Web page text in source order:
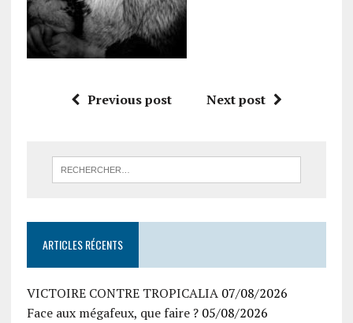
Previous post Next post
ARTICLES RÉCENTS
VICTOIRE CONTRE TROPICALIA 07/08/2026
Face aux mégafeux, que faire ? 05/08/2026